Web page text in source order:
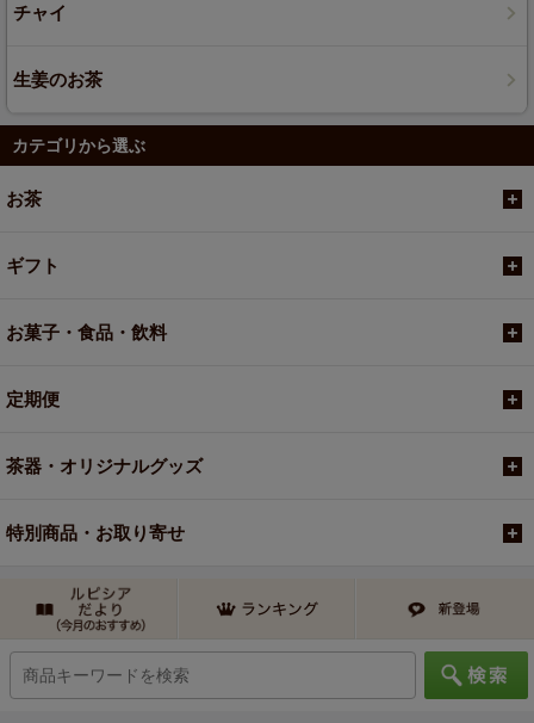
チャイ
生姜のお茶
カテゴリから選ぶ
お茶
ギフト
お菓子・食品・飲料
定期便
茶器・オリジナルグッズ
特別商品・お取り寄せ